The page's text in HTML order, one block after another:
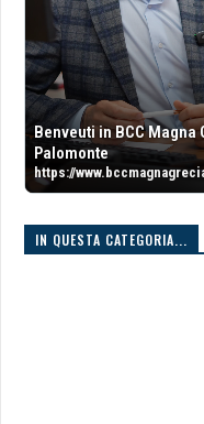
Benveuti in BCC Magna
Palomonte
https://
IN QUESTA CATEGORIA...